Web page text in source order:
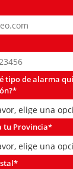
tipo de alarma
tu Provincia*